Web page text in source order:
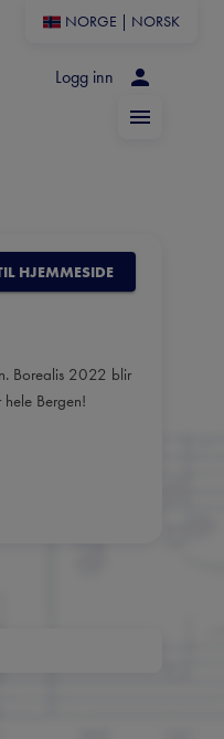
NORGE NORSK
Logg inn
HJEMMESIDE
Borealis 2022 blir
Bergen!